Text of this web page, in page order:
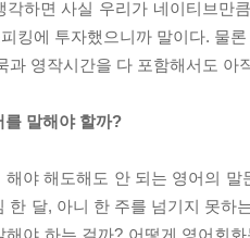
각하면 사실 우리가 네이티브만
킹에 투자했으니까 말이다. 물
과 영작시간을 다 포함해서도
를 말해야 할까?
해야 해도해도 안 되는 영어의
한 달, 아니 한 주를 넘기지 못하